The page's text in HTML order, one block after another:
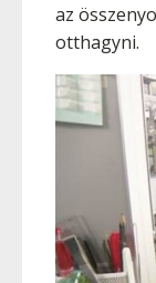
az
otthagyni.